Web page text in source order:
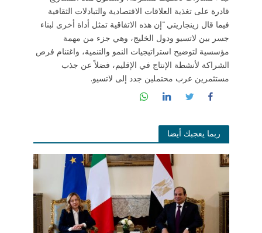
قادرة على تغذية العلاقات الاقتصادية والتبادلات الثقافية
فيما قال زينجاريتي “إن هذه الاتفاقية تمثل أداة أخرى لبناء
جسر بين لاتسيو ودول الخليج، وهي جزء من مهمة
مؤسسية لتوضيح استراتيجيات النمو والتنمية، واغتنام فرص
الشراكة لأنشطة الإنتاج في الإقليم، فضلاً عن جذب
مستثمرين عرب محتملين جدد إلى لاتسيو.
ربما يعجبك أيضا